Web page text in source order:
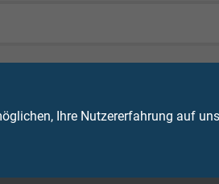
Ihre Nutzererfahrung auf